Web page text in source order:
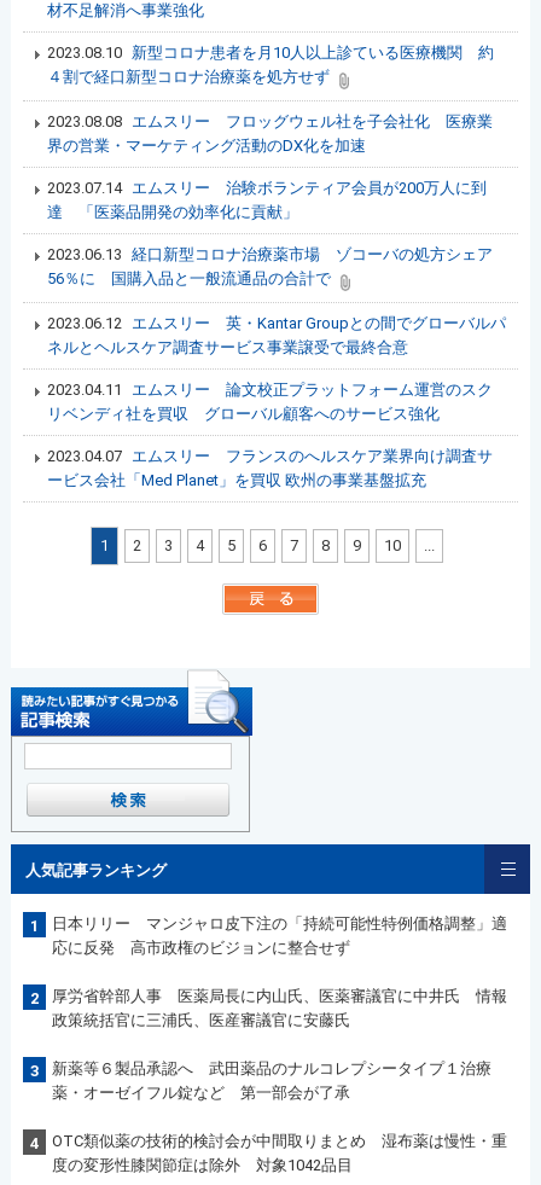
材不足解消へ事業強化
2023.08.10
新型コロナ患者を月10人以上診ている医療機関 約
４割で経口新型コロナ治療薬を処方せず
2023.08.08
エムスリー フロッグウェル社を子会社化 医療業
界の営業・マーケティング活動のDX化を加速
2023.07.14
エムスリー 治験ボランティア会員が200万人に到
達 「医薬品開発の効率化に貢献」
2023.06.13 経口新型コロナ治療薬市場 ゾコーバの処方シェア
56％に 国購入品と一般流通品の合計で
2023.06.12
エムスリー 英・Kantar Groupとの間でグローバルパ
ネルとヘルスケア調査サービス事業譲受で最終合意
2023.04.11
エムスリー 論文校正プラットフォーム運営のスク
リベンディ社を買収 グローバル顧客へのサービス強化
2023.04.07
エムスリー フランスのへルスケア業界向け調査サ
ービス会社「Med Planet」を買収 欧州の事業基盤拡充
1 2 3 4 5 6 7 8 9 10 ...
人気記事ランキング
1
日本リリー マンジャロ皮下注の「持続可能性特例価格調整」適
応に反発 高市政権のビジョンに整合せず
2
厚労省幹部人事 医薬局長に内山氏、医薬審議官に中井氏 情報
政策統括官に三浦氏、医産審議官に安藤氏
3
新薬等６製品承認へ 武田薬品のナルコレプシータイプ１治療
薬・オーゼイフル錠など 第一部会が了承
4
OTC類似薬の技術的検討会が中間取りまとめ 湿布薬は慢性・重
度の変形性膝関節症は除外 対象1042品目